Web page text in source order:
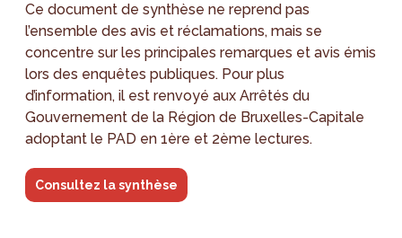
Ce document de synthèse ne reprend pas
l’ensemble des avis et réclamations, mais se
concentre sur les principales remarques et avis émis
lors des enquêtes publiques. Pour plus
d’information, il est renvoyé aux Arrêtés du
Gouvernement de la Région de Bruxelles-Capitale
adoptant le PAD en 1ère et 2ème lectures.
Consultez la synthèse